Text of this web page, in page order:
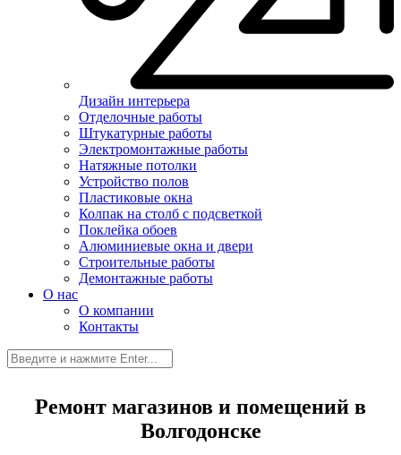
Дизайн интерьера
Отделочные работы
Штукатурные работы
Электромонтажные работы
Натяжные потолки
Устройство полов
Пластиковые окна
Колпак на столб с подсветкой
Поклейка обоев
Алюминиевые окна и двери
Строительные работы
Демонтажные работы
О нас
О компании
Контакты
Ремонт магазинов и помещений в
Волгодонске